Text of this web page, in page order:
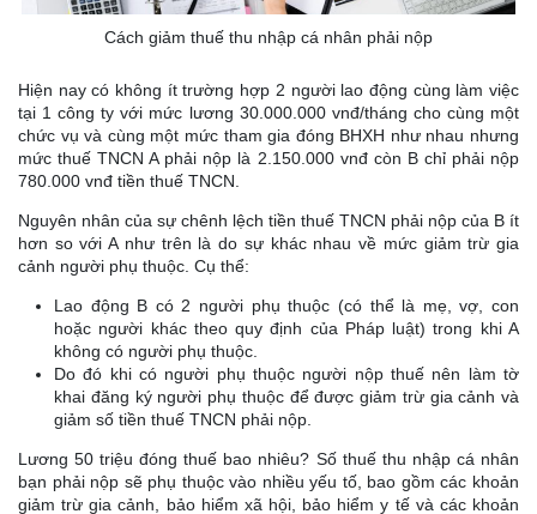
Cách giảm thuế thu nhập cá nhân phải nộp
Hiện nay có không ít trường hợp 2 người lao động cùng làm việc
tại 1 công ty với mức lương 30.000.000 vnđ/tháng cho cùng một
chức vụ và cùng một mức tham gia đóng BHXH như nhau nhưng
mức thuế TNCN A phải nộp là 2.150.000 vnđ còn B chỉ phải nộp
780.000 vnđ tiền thuế TNCN.
Nguyên nhân của sự chênh lệch tiền thuế TNCN phải nộp của B ít
hơn so với A như trên là do sự khác nhau về mức giảm trừ gia
cảnh người phụ thuộc. Cụ thể:
Lao động B có 2 người phụ thuộc (có thể là mẹ, vợ, con
hoặc người khác theo quy định của Pháp luật) trong khi A
không có người phụ thuộc.
Do đó khi có người phụ thuộc người nộp thuế nên làm tờ
khai đăng ký người phụ thuộc để được giảm trừ gia cảnh và
giảm số tiền thuế TNCN phải nộp.
Lương 50 triệu đóng thuế bao nhiêu? Số thuế thu nhập cá nhân
bạn phải nộp sẽ phụ thuộc vào nhiều yếu tố, bao gồm các khoản
giảm trừ gia cảnh, bảo hiểm xã hội, bảo hiểm y tế và các khoản